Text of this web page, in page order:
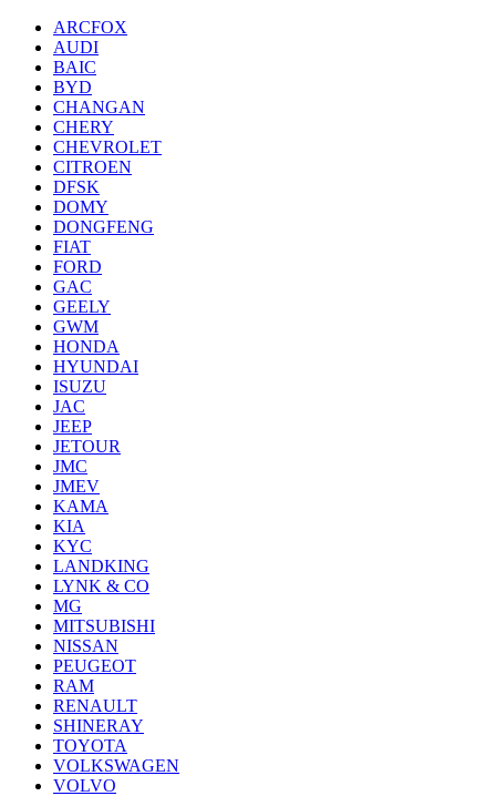
ARCFOX
AUDI
BAIC
BYD
CHANGAN
CHERY
CHEVROLET
CITROEN
DFSK
DOMY
DONGFENG
FIAT
FORD
GAC
GEELY
GWM
HONDA
HYUNDAI
ISUZU
JAC
JEEP
JETOUR
JMC
JMEV
KAMA
KIA
KYC
LANDKING
LYNK & CO
MG
MITSUBISHI
NISSAN
PEUGEOT
RAM
RENAULT
SHINERAY
TOYOTA
VOLKSWAGEN
VOLVO